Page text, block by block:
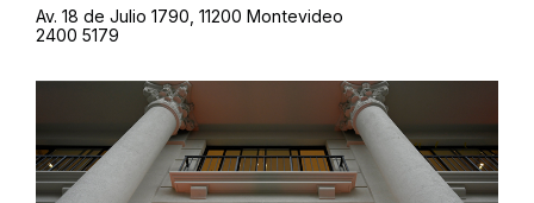
Av. 18 de Julio 1790, 11200 Montevideo
2400 5179